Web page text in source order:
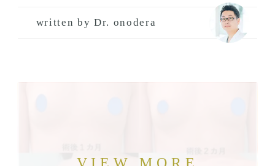
written by Dr. onodera